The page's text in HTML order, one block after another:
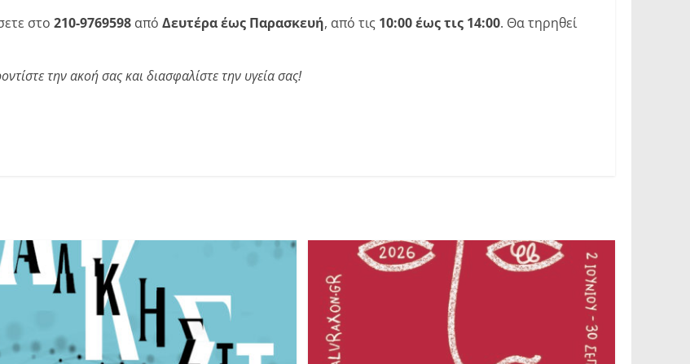
στο 210-9769598 από Δευτέρα έως Παρασκευή, από τις 10:00 έως τις 14:00. Θα τηρηθεί
την ακοή σας και διασφαλίστε την υγεία σας!